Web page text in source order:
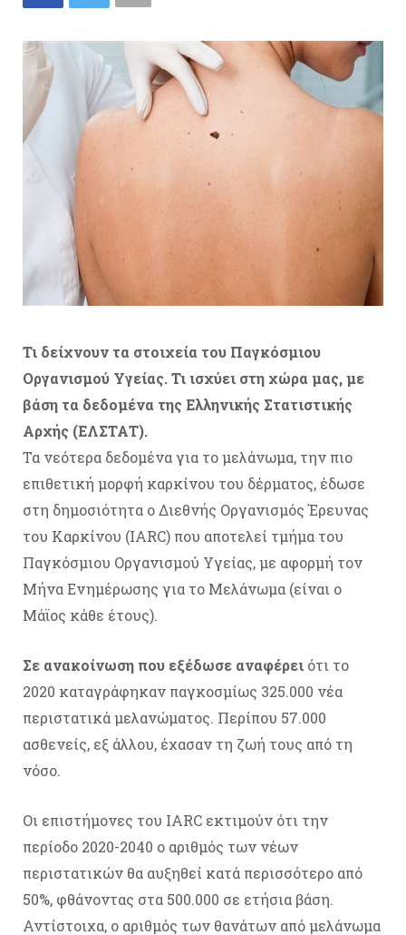
Τι δείχνουν τα στοιχεία του Παγκόσμιου
Οργανισμού Υγείας. Τι ισχύει στη χώρα μας, με
βάση τα δεδομένα της Ελληνικής Στατιστικής
Αρχής (ΕΛΣΤΑΤ).
Τα νεότερα δεδομένα για το μελάνωμα, την πιο
επιθετική μορφή καρκίνου του δέρματος, έδωσε
στη δημοσιότητα ο Διεθνής Οργανισμός Έρευνας
του Καρκίνου (IARC) που αποτελεί τμήμα του
Παγκόσμιου Οργανισμού Υγείας, με αφορμή τον
Μήνα Ενημέρωσης για το Μελάνωμα (είναι ο
Μάϊος κάθε έτους).
Σε ανακοίνωση που εξέδωσε αναφέρει ότι το
2020 καταγράφηκαν παγκοσμίως 325.000 νέα
περιστατικά μελανώματος. Περίπου 57.000
ασθενείς, εξ άλλου, έχασαν τη ζωή τους από τη
νόσο.
Οι επιστήμονες του IARC εκτιμούν ότι την
περίοδο 2020-2040 ο αριθμός των νέων
περιστατικών θα αυξηθεί κατά περισσότερο από
50%, φθάνοντας στα 500.000 σε ετήσια βάση.
Αντίστοιχα, ο αριθμός των θανάτων από μελάνωμα